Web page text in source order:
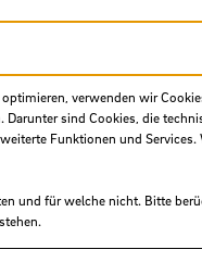
verwenden wir
sind Cookies, die
Funktionen und
und für welche nicht. Bitte